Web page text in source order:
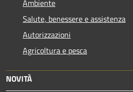
Ambiente
Salute, benessere e assistenza
Autorizzazioni
Agricoltura e pesca
NOVITÀ